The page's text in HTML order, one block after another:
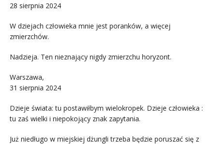
28 sierpnia 2024
W dziejach człowieka mnie jest poranków, a więcej
zmierzchów.
Nadzieja. Ten nieznający nigdy zmierzchu horyzont.
Warszawa,
31 sierpnia 2024
Dzieje świata: tu postawiłbym wielokropek. Dzieje człowieka :
tu zaś wielki i niepokojący znak zapytania.
Już niedługo w miejskiej dżungli trzeba będzie poruszać się z